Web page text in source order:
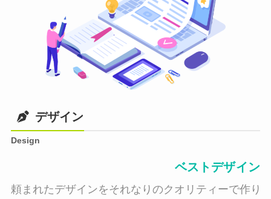
デザイン
Design
ベストデザイン
頼まれたデザインをそれなりのクオリティーで作り